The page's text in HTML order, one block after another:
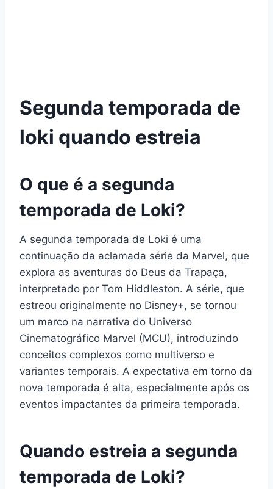
Segunda temporada de
loki quando estreia
O que é a segunda
temporada de Loki?
A segunda temporada de Loki é uma
continuação da aclamada série da Marvel, que
explora as aventuras do Deus da Trapaça,
interpretado por Tom Hiddleston. A série, que
estreou originalmente no Disney+, se tornou
um marco na narrativa do Universo
Cinematográfico Marvel (MCU), introduzindo
conceitos complexos como multiverso e
variantes temporais. A expectativa em torno da
nova temporada é alta, especialmente após os
eventos impactantes da primeira temporada.
Quando estreia a segunda
temporada de Loki?